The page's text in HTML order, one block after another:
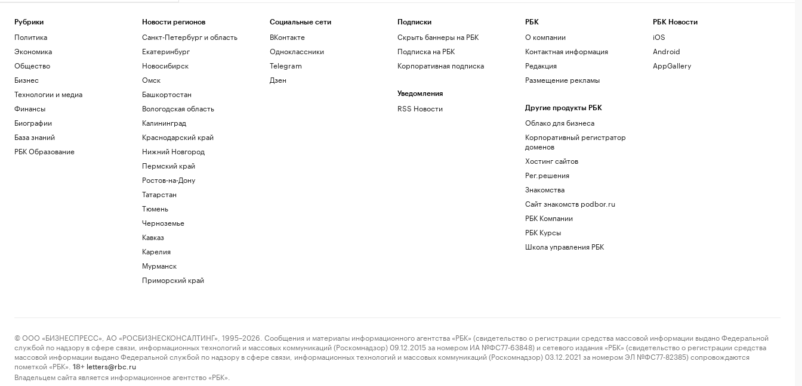
На Запорожской АЭС объяснили
причину отключения внешнего
электропитания
Политика
Число пострадавших при атаке БПЛА
на Ильский НПЗ выросло до шести
Политика
Плющенко назвал радостью
возвращение Валиевой и Трусовой на
турниры ISU
Спорт
Жизнь с видом на пруд или реку:
подборка жилья у набережных и
Новенького тяжело ранили пожилую
Москвичей предупредили о спаде
Рубрики
Политика
Экономика
Общество
Бизнес
Технологии и медиа
Финансы
Биографии
База знаний
РБК Образование
Новости регионов
Санкт-Петербург и область
Екатеринбург
Новосибирск
Омск
Башкортостан
Вологодская область
Калининград
Краснодарский край
Нижний Новгород
Пермский край
Ростов-на-Дону
Татарстан
Тюмень
Черноземье
Кавказ
Карелия
Мурманск
Приморский край
Социальные сети
ВКонтакте
Одноклассники
Telegram
Дзен
Подписки
Скрыть баннеры на РБК
Подписка на РБК
Корпоративная подписка
Уведомления
RSS Новости
РБК
О компании
Контактная информация
Редакция
Размещение рекламы
Другие продукты РБК
Облако для бизнеса
Корпоративный регистратор
доменов
Хостинг сайтов
Рег.решения
Знакомства
Сайт знакомств podbor.ru
РБК Компании
РБК Курсы
Школа управления РБК
РБК Новости
iOS
Android
AppGallery
© ООО «БИЗНЕСПРЕСС», АО «РОСБИЗНЕСКОНСАЛТИНГ», 1995–2026. Сообщения и материалы информационного агентства «РБК» (свидетельство о регистрации средства массовой информации выдано Федеральной
службой по надзору в сфере связи, информационных технологий и массовых коммуникаций (Роскомнадзор) 09.12.2015 за номером ИА №ФС77-63848) и сетевого издания «РБК» (свидетельство о регистрации средства
массовой информации выдано Федеральной службой по надзору в сфере связи, информационных технологий и массовых коммуникаций (Роскомнадзор) 03.12.2021 за номером ЭЛ №ФС77-82385) сопровождаются
пометкой «РБК».
18+ letters@rbc.ru
Владельцем сайта является информационное агентство «РБК».